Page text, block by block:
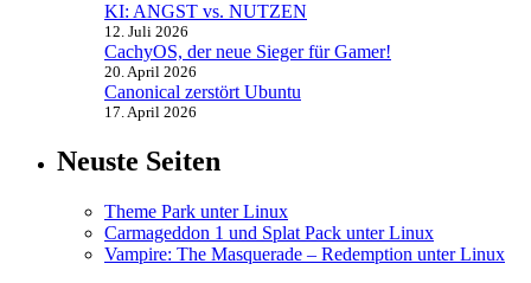
KI: ANGST vs. NUTZEN
12. Juli 2026
CachyOS, der neue Sieger für Gamer!
20. April 2026
Canonical zerstört Ubuntu
17. April 2026
Neuste Seiten
Theme Park unter Linux
Carmageddon 1 und Splat Pack unter Linux
Vampire: The Masquerade – Redemption unter Linux